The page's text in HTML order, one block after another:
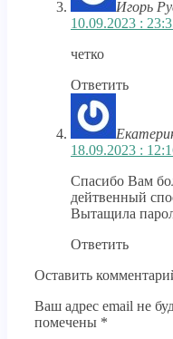
Игорь
10.09.2023 :
четко
Ответить
18.09.2023 :
Спасибо Вам
дейтвенный
Вытащила
Ответить
Оставить
Ваш адрес email не
помечены *